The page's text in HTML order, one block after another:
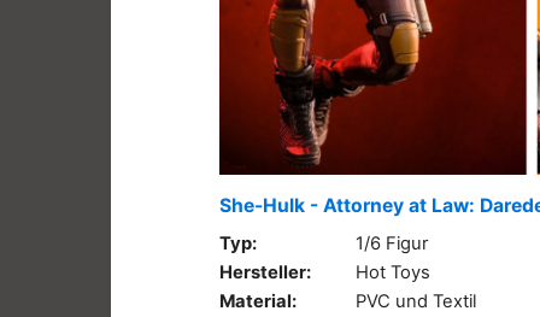
She-Hulk - Attorney at Law:
Typ:
1/6 Figur
Hersteller:
Hot Toys
Material:
PVC und Textil